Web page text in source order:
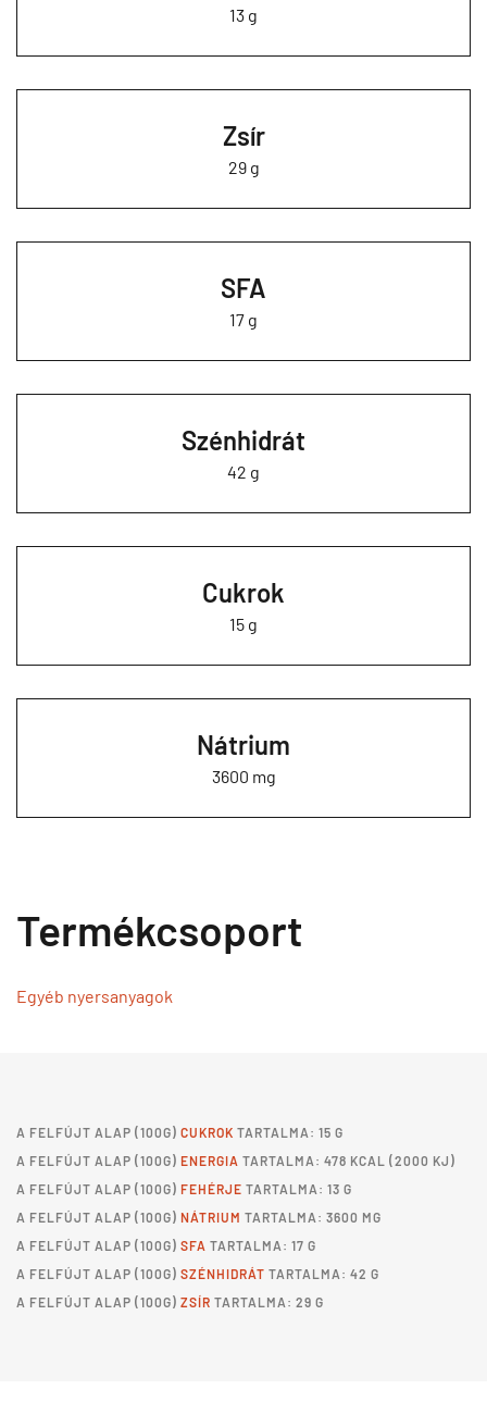
13 g
Zsír
29 g
SFA
17 g
Szénhidrát
42 g
Cukrok
15 g
Nátrium
3600 mg
Termékcsoport
Egyéb nyersanyagok
A FELFÚJT ALAP (100G) CUKROK TARTALMA: 15 G
A FELFÚJT ALAP (100G) ENERGIA TARTALMA: 478 KCAL (2000 KJ)
A FELFÚJT ALAP (100G) FEHÉRJE TARTALMA: 13 G
A FELFÚJT ALAP (100G) NÁTRIUM TARTALMA: 3600 MG
A FELFÚJT ALAP (100G) SFA TARTALMA: 17 G
A FELFÚJT ALAP (100G) SZÉNHIDRÁT TARTALMA: 42 G
A FELFÚJT ALAP (100G) ZSÍR TARTALMA: 29 G